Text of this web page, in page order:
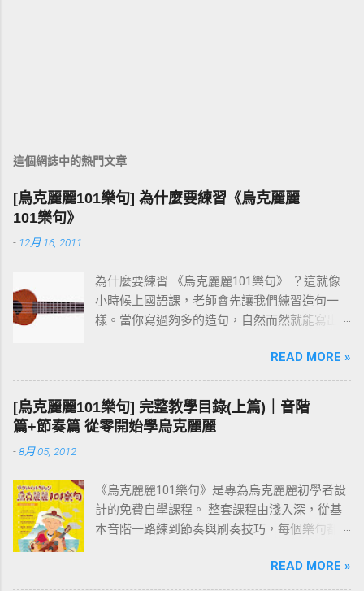
這個網誌中的熱門文章
[烏克麗麗101樂句] 為什麼要練習《烏克麗麗
101樂句》
- 12月 16, 2011
為什麼要練習 《烏克麗麗101樂句》 ？這就像
小時候上國語課，老師會先讓我們練習造句一
樣。當你寫過夠多的造句，自然而然就能寫出
的道理。先把一個個小樂句彈熟，技巧和速度
都到位之後，再去按和弦、彈演奏曲，就會變
成一件輕鬆自然的事。基本功打穩，後面的路
才走得快。
READ MORE »
[烏克麗麗101樂句] 完整教學目錄(上篇)｜音階
篇+節奏篇 從零開始學烏克麗麗
-8月 05, 2012
《烏克麗麗101樂句》是專為烏克麗麗初學者設
計的免費自學課程。 整套課程由淺入深，從基
本音階一路練到節奏與刷奏技巧，每個樂句都
問，歡迎在文章下方留言討論。 建議從第一課
「001 C調基本音階」開始，依序往下練；若你
READ MORE »